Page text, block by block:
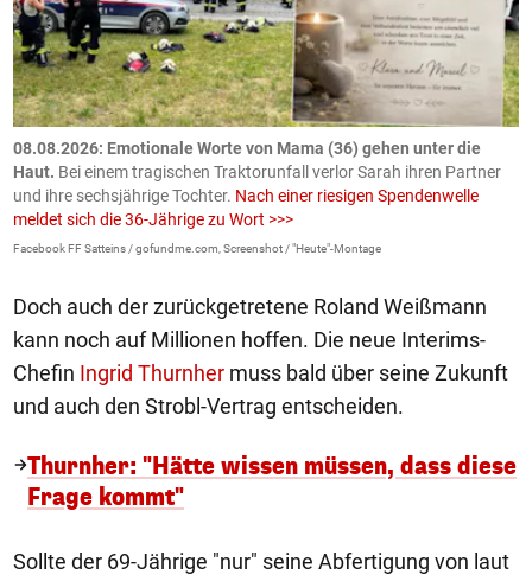
08.08.2026: Emotionale Worte von Mama (36) gehen unter die
Haut. Bei einem tragischen Traktorunfall verlor Sarah ihren Partner
und ihre sechsjährige Tochter. Nach einer riesigen Spendenwelle
meldet sich die 36-Jährige zu Wort >>>
Facebook FF Satteins / gofundme.com, Screenshot / "Heute"-Montage
Doch auch der zurückgetretene Roland Weißmann
kann noch auf Millionen hoffen. Die neue Interims-
Chefin Ingrid Thurnher muss bald über seine Zukunft
und auch den Strobl-Vertrag entscheiden.
Thurnher: "Hätte wissen müssen, dass diese
Frage kommt"
Sollte der 69-Jährige "nur" seine Abfertigung von laut